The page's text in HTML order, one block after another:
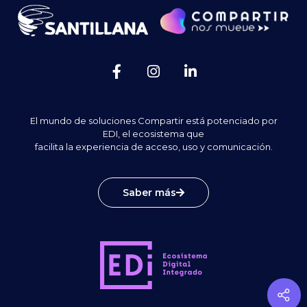
El mundo de soluciones Compartir está potenciado por
EDI, el ecosistema que
facilita la experiencia de acceso, uso y comunicación.
Saber más